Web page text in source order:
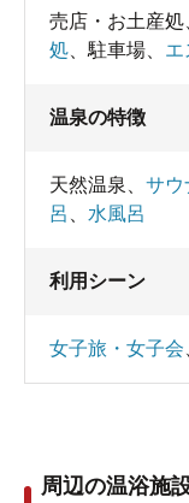
売店・お土産処
処
駐車場 エ
温泉の特徴
天然温泉 サウ
呂
水風呂
利用シーン
女子旅・女子会
周辺の温浴施